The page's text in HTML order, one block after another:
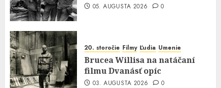
05. AUGUSTA 2026 0
20. storočie Filmy Ľudia Umenie
Brucea Willisa na natáčaní
filmu Dvanásť opíc
03. AUGUSTA 2026 0